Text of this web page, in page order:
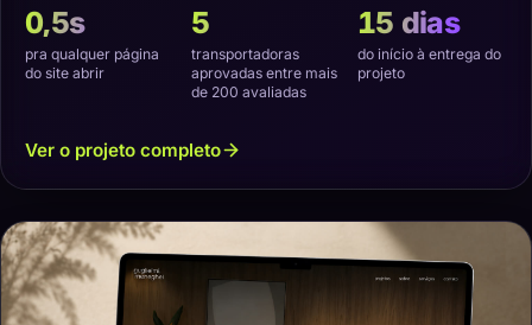
0,5s
pra qualquer página
do site abrir
5
transportadoras
aprovadas entre mais
de 200 avaliadas
15 dias
do início à entrega do
projeto
Ver o projeto completo